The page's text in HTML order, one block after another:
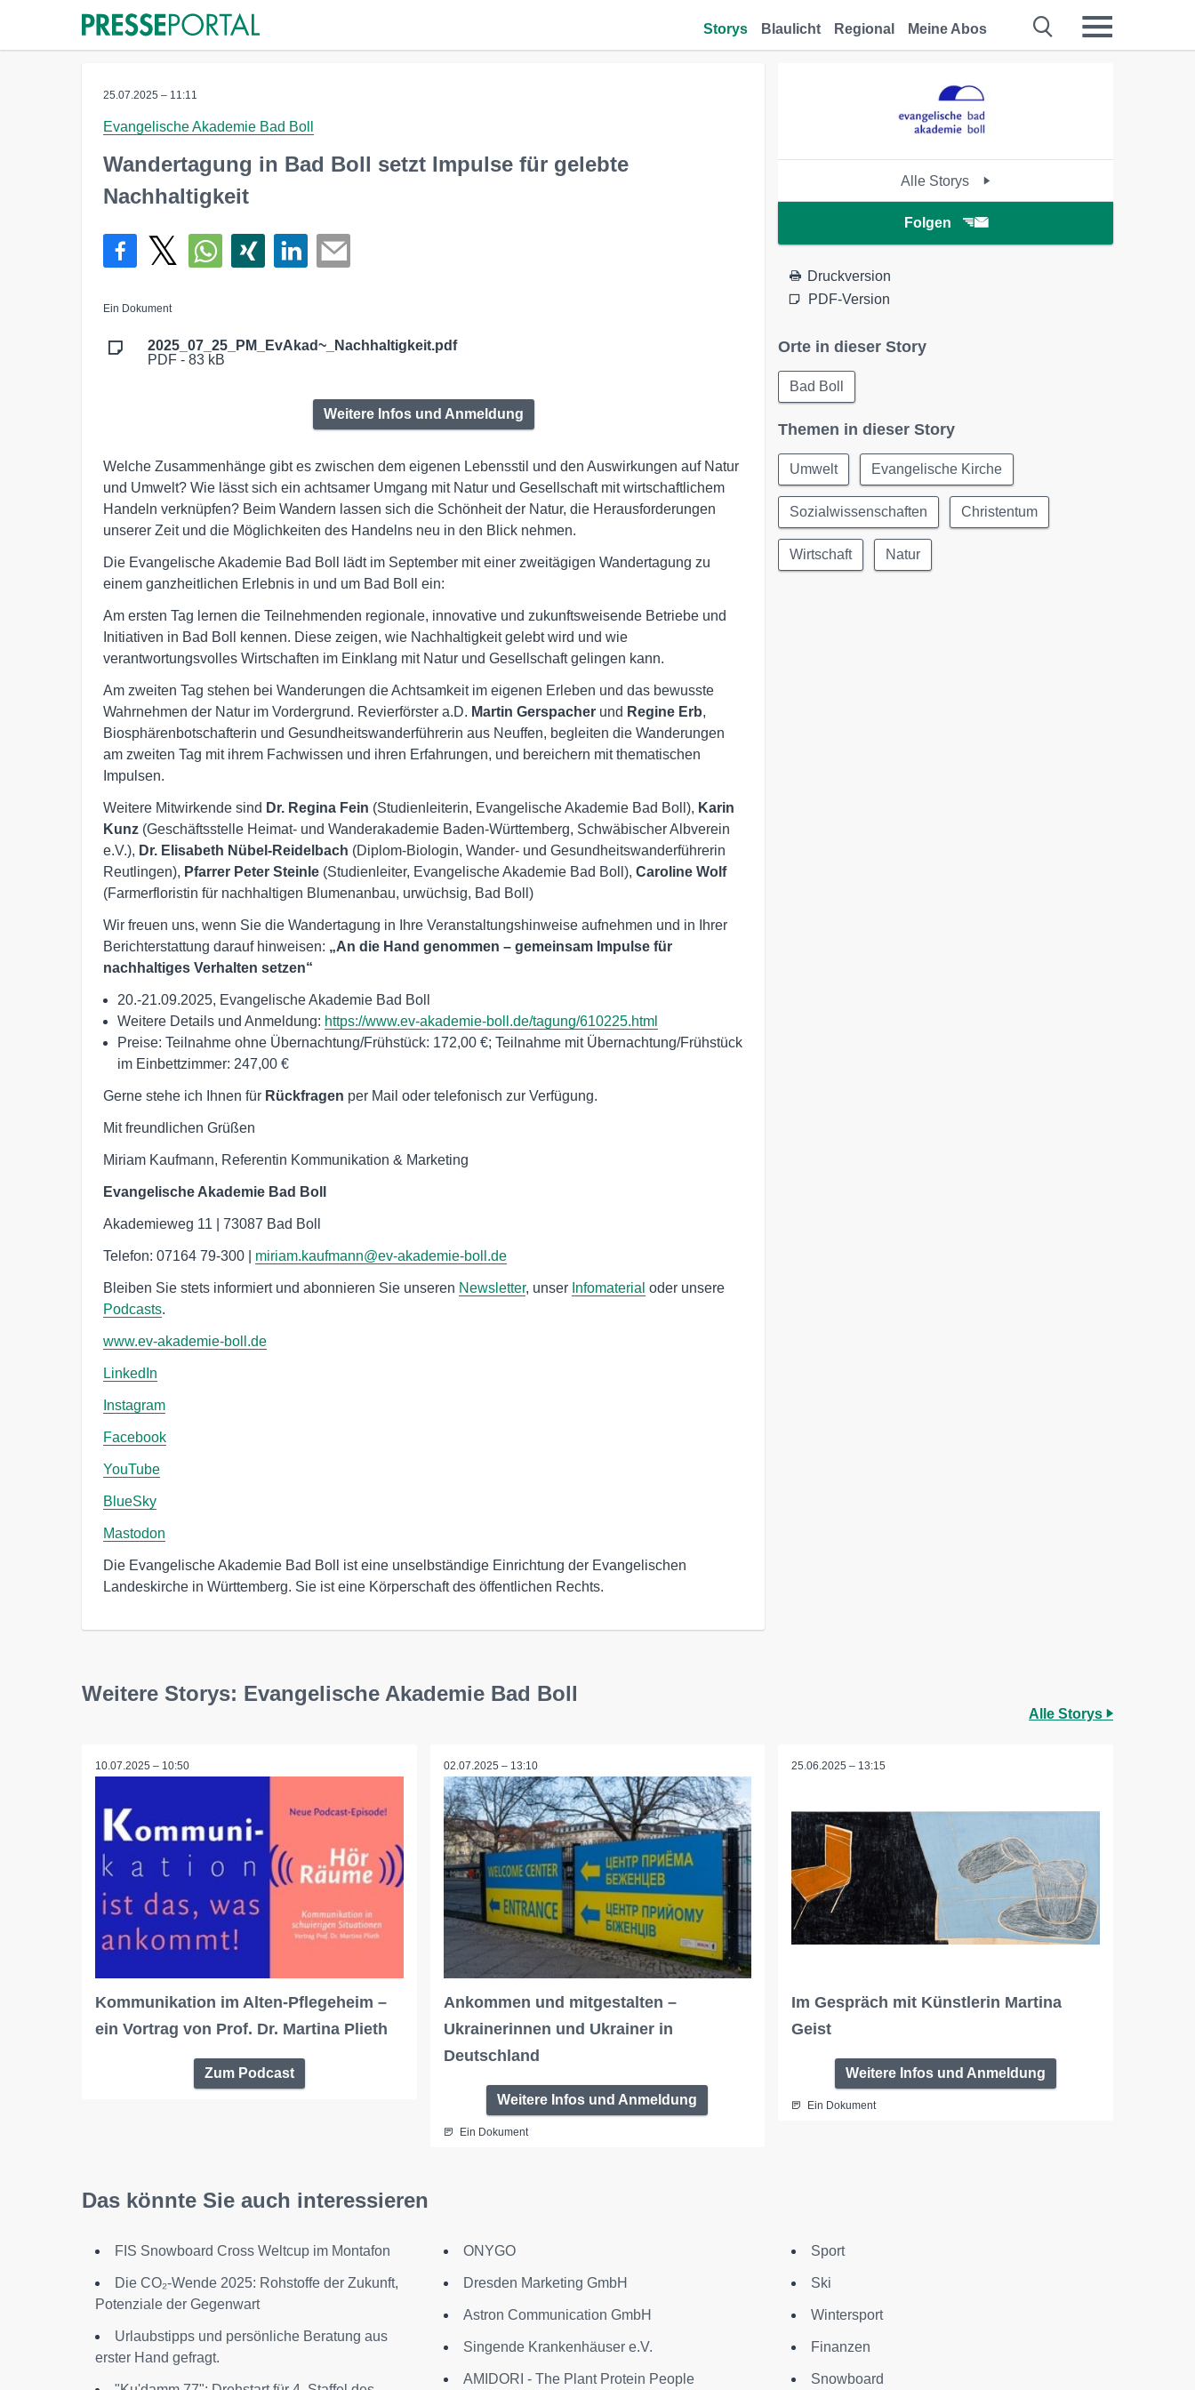
Storys Blaulicht Regional Meine Abos
25.07.2025 – 11:11
Evangelische Akademie Bad Boll
Wandertagung in Bad Boll setzt Impulse für gelebte
Nachhaltigkeit
Ein Dokument
2025_07_25_PM_EvAkad~_Nachhaltigkeit.pdf
PDF - 83 kB
Weitere Infos und Anmeldung
Welche Zusammenhänge gibt es zwischen dem eigenen Lebensstil und den Auswirkungen auf Natur
und Umwelt? Wie lässt sich ein achtsamer Umgang mit Natur und Gesellschaft mit wirtschaftlichem
Handeln verknüpfen? Beim Wandern lassen sich die Schönheit der Natur, die Herausforderungen
unserer Zeit und die Möglichkeiten des Handelns neu in den Blick nehmen.
Die Evangelische Akademie Bad Boll lädt im September mit einer zweitägigen Wandertagung zu
einem ganzheitlichen Erlebnis in und um Bad Boll ein:
Am ersten Tag lernen die Teilnehmenden regionale, innovative und zukunftsweisende Betriebe und
Initiativen in Bad Boll kennen. Diese zeigen, wie Nachhaltigkeit gelebt wird und wie
verantwortungsvolles Wirtschaften im Einklang mit Natur und Gesellschaft gelingen kann.
Am zweiten Tag stehen bei Wanderungen die Achtsamkeit im eigenen Erleben und das bewusste
Wahrnehmen der Natur im Vordergrund. Revierförster a.D. Martin Gerspacher und Regine Erb,
Biosphärenbotschafterin und Gesundheitswanderführerin aus Neuffen, begleiten die Wanderungen
am zweiten Tag mit ihrem Fachwissen und ihren Erfahrungen, und bereichern mit thematischen
Impulsen.
Weitere Mitwirkende sind Dr. Regina Fein (Studienleiterin, Evangelische Akademie Bad Boll), Karin
Kunz (Geschäftsstelle Heimat- und Wanderakademie Baden-Württemberg, Schwäbischer Albverein
e.V.), Dr. Elisabeth Nübel-Reidelbach (Diplom-Biologin, Wander- und Gesundheitswanderführerin
Reutlingen), Pfarrer Peter Steinle (Studienleiter, Evangelische Akademie Bad Boll), Caroline Wolf
(Farmerfloristin für nachhaltigen Blumenanbau, urwüchsig, Bad Boll)
Wir freuen uns, wenn Sie die Wandertagung in Ihre Veranstaltungshinweise aufnehmen und in Ihrer
Berichterstattung darauf hinweisen: „An die Hand genommen – gemeinsam Impulse für
nachhaltiges Verhalten setzen“
20.-21.09.2025, Evangelische Akademie Bad Boll
Weitere Details und Anmeldung: https://www.ev-akademie-boll.de/tagung/610225.html
Preise: Teilnahme ohne Übernachtung/Frühstück: 172,00 €; Teilnahme mit Übernachtung/Frühstück
im Einbettzimmer: 247,00 €
Gerne stehe ich Ihnen für Rückfragen per Mail oder telefonisch zur Verfügung.
Mit freundlichen Grüßen
Miriam Kaufmann, Referentin Kommunikation & Marketing
Evangelische Akademie Bad Boll
Akademieweg 11 | 73087 Bad Boll
Telefon: 07164 79-300 | miriam.kaufmann@ev-akademie-boll.de
Bleiben Sie stets informiert und abonnieren Sie unseren Newsletter, unser Infomaterial oder unsere
Podcasts.
www.ev-akademie-boll.de
LinkedIn
Instagram
Facebook
YouTube
BlueSky
Mastodon
Die Evangelische Akademie Bad Boll ist eine unselbständige Einrichtung der Evangelischen
Landeskirche in Württemberg. Sie ist eine Körperschaft des öffentlichen Rechts.
Alle Storys
Folgen
Druckversion
PDF-Version
Orte in dieser Story
Bad Boll
Themen in dieser Story
Umwelt Evangelische Kirche
Sozialwissenschaften Christentum
Wirtschaft Natur
Weitere Storys: Evangelische Akademie Bad Boll
Alle Storys
10.07.2025 – 10:50
Kommunikation im Alten-Pflegeheim –
ein Vortrag von Prof. Dr. Martina Plieth
Zum Podcast
02.07.2025 – 13:10
Ankommen und mitgestalten –
Ukrainerinnen und Ukrainer in
Deutschland
Weitere Infos und Anmeldung
Ein Dokument
25.06.2025 – 13:15
Im Gespräch mit Künstlerin Martina
Geist
Weitere Infos und Anmeldung
Ein Dokument
Das könnte Sie auch interessieren
FIS Snowboard Cross Weltcup im Montafon
Die CO₂-Wende 2025: Rohstoffe der Zukunft,
Potenziale der Gegenwart
Urlaubstipps und persönliche Beratung aus
erster Hand gefragt.
ONYGO
Dresden Marketing GmbH
Astron Communication GmbH
Singende Krankenhäuser e.V.
AMIDORI - The Plant Protein People
Sport
Ski
Wintersport
Finanzen
Snowboard